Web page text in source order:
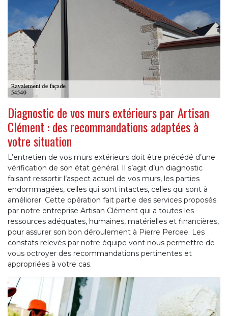
Diagnostic de vos murs extérieurs par Artisan
Clément : des recommandations adaptées à
votre situation
L’entretien de vos murs extérieurs doit être précédé d’une
vérification de son état général. Il s’agit d’un diagnostic
faisant ressortir l’aspect actuel de vos murs, les parties
endommagées, celles qui sont intactes, celles qui sont à
améliorer. Cette opération fait partie des services proposés
par notre entreprise Artisan Clément qui a toutes les
ressources adéquates, humaines, matérielles et financières,
pour assurer son bon déroulement à Pierre Percee. Les
constats relevés par notre équipe vont nous permettre de
vous octroyer des recommandations pertinentes et
appropriées à votre cas.